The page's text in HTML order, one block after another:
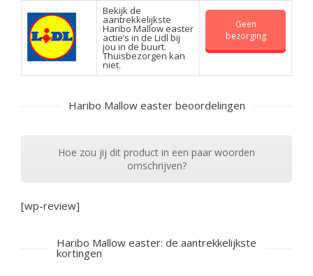
Bekijk de
aantrekkelijkste
Haribo Mallow easter
actie’s in de Lidl bij
jou in de buurt.
Thuisbezorgen kan
niet.
Geen
bezorging
Haribo Mallow easter beoordelingen
Hoe zou jij dit product in een paar woorden
omschrijven?
[wp-review]
Haribo Mallow easter: de aantrekkelijkste
kortingen